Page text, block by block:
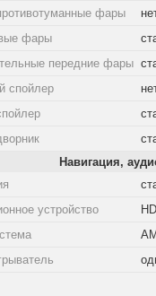
фары
фары
передние фары
спойлер
Навигация,
устройство